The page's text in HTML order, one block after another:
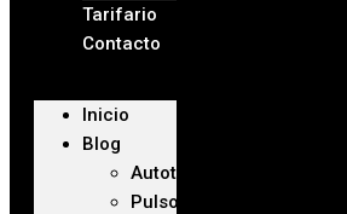
Tarifario
Contacto
Inicio
Blog
Autoteca
Pulso